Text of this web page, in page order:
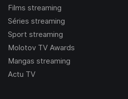
Films streaming
Séries streaming
Sport streaming
Molotov TV Awards
Mangas streaming
Actu TV